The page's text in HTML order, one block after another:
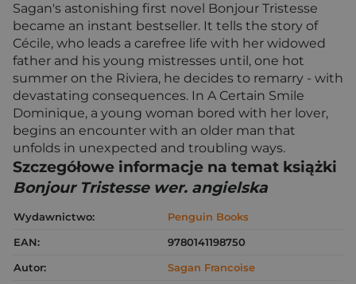
Sagan's astonishing first novel Bonjour Tristesse
became an instant bestseller. It tells the story of
Cécile, who leads a carefree life with her widowed
father and his young mistresses until, one hot
summer on the Riviera, he decides to remarry - with
devastating consequences. In A Certain Smile
Dominique, a young woman bored with her lover,
begins an encounter with an older man that
unfolds in unexpected and troubling ways.
Szczegółowe informacje na temat książki
Bonjour Tristesse wer. angielska
Wydawnictwo:
Penguin Books
EAN:
9780141198750
Autor:
Sagan Francoise